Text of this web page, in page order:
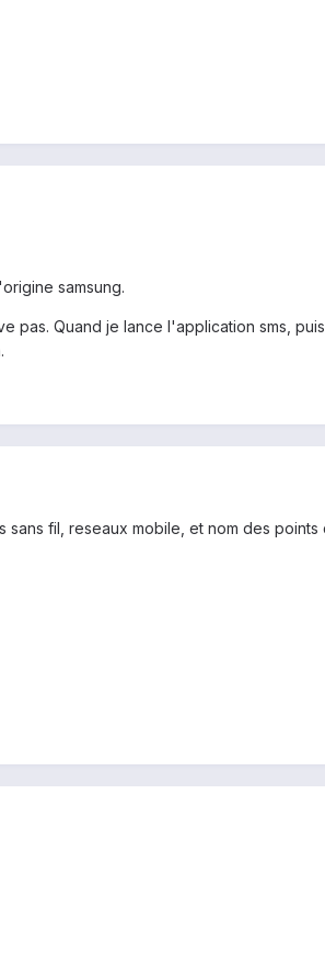
samsung.
pas. Quand je lance l'application sms,
sans fil, reseaux mobile, et nom des